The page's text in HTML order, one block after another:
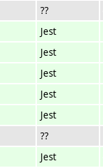
??
Jest
Jest
Jest
Jest
Jest
??
Jest